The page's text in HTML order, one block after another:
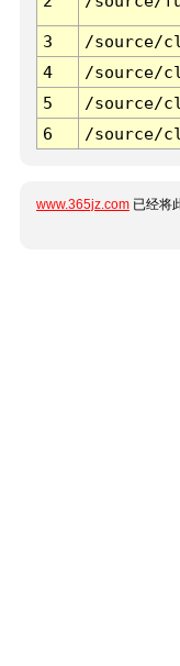
3 /source/
4
/source/
5
/source/
6
/source/
www.365jz.com 已经将